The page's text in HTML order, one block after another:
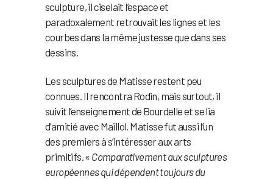
sculpture, il ciselait l’espace et
paradoxalement retrouvait les lignes et les
courbes dans la même justesse que dans ses
dessins.
Les sculptures de Matisse restent peu
connues. Il rencontra Rodin, mais surtout, il
suivit l’enseignement de Bourdelle et se lia
d’amitié avec Maillol. Matisse fut aussi l’un
des premiers à s’intéresser aux arts
primitifs. « Comparativement aux sculptures
européennes qui dépendent toujours du